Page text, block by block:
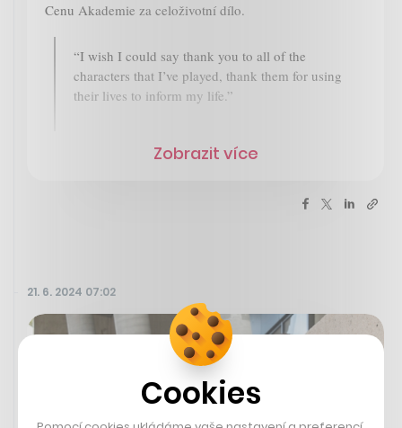
Cenu Akademie za celoživotní dílo.
“I wish I could say thank you to all of the
characters that I’ve played, thank them for using
their lives to inform my life.”
Zobrazit více
21. 6. 2024 07:02
Cookies